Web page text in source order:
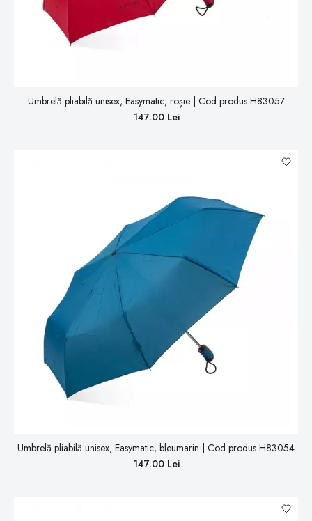
Umbrelă pliabilă unisex, Easymatic, roșie | Cod produs H83057
147.00 Lei
Umbrelă pliabilă unisex, Easymatic, bleumarin | Cod produs H83054
147.00 Lei